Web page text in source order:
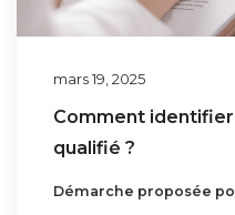
mars 19, 2025
Comment
qualifié ?
Démarche proposée